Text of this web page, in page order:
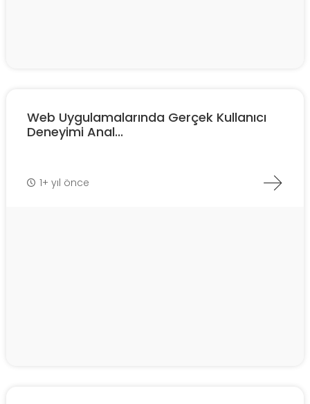
Web Uygulamalarında Gerçek Kullanıcı
Deneyimi Anal...
1+ yıl önce